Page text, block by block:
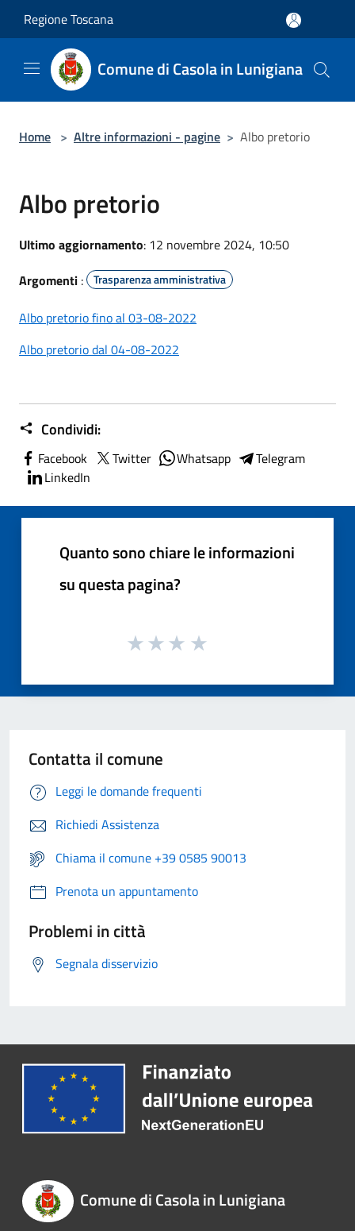
Regione Toscana
Comune di Casola in Lunigiana
Home > Altre informazioni - pagine > Albo pretorio
Albo pretorio
Ultimo aggiornamento: 12 novembre 2024, 10:50
Argomenti : Trasparenza amministrativa
Albo pretorio fino al 03-08-2022
Albo pretorio dal 04-08-2022
Condividi:
Facebook Twitter Whatsapp
Telegram
LinkedIn
Quanto sono chiare le informazioni
su questa pagina?
Contatta il comune
Leggi le domande frequenti
Richiedi Assistenza
Chiama il comune +39 0585 90013
Prenota un appuntamento
Problemi in città
Segnala disservizio
Comune di Casola in Lunigiana